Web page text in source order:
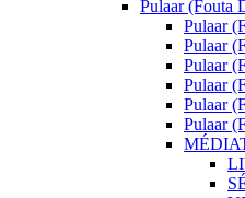
Pulaar (Fouta
Pulaar
Pulaar
Pulaar
Pulaar
Pulaar
Pulaar